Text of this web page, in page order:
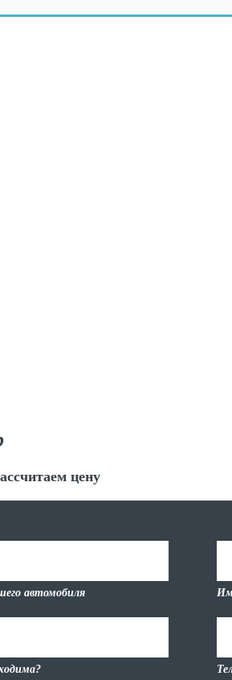
цену
автомобиля